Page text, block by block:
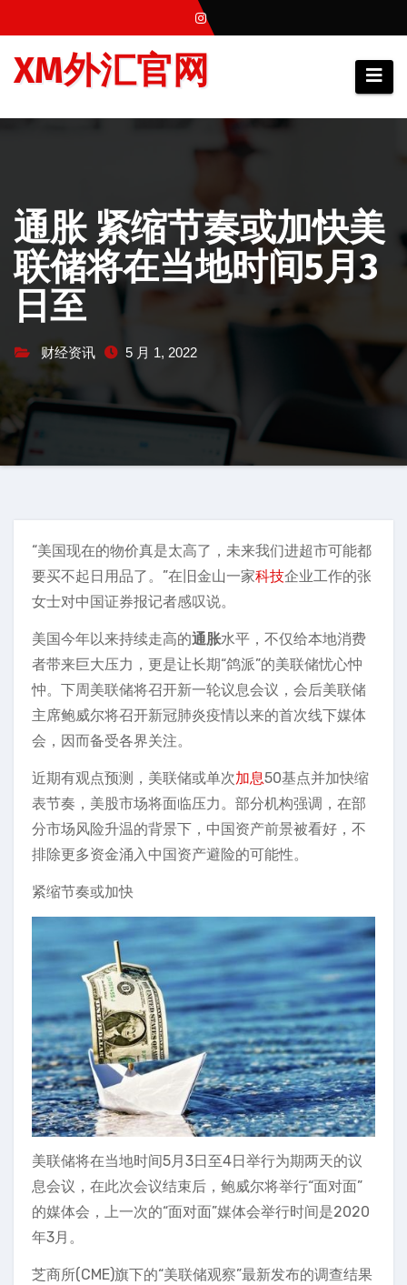
至
XM外汇官网
通胀 紧缩节奏或加快美
联储将在当地时间5月3
日至
财经资讯 5 月 1, 2022
“美国现在的物价真是太高了，未来我们进超市可能都
要买不起日用品了。”在旧金山一家科技企业工作的张
女士对中国证券报记者感叹说。
美国今年以来持续走高的通胀水平，不仅给本地消费
者带来巨大压力，更是让长期“鸽派”的美联储忧心忡
忡。下周美联储将召开新一轮议息会议，会后美联储
主席鲍威尔将召开新冠肺炎疫情以来的首次线下媒体
会，因而备受各界关注。
近期有观点预测，美联储或单次加息50基点并加快缩
表节奏，美股市场将面临压力。部分机构强调，在部
分市场风险升温的背景下，中国资产前景被看好，不
排除更多资金涌入中国资产避险的可能性。
紧缩节奏或加快
美联储将在当地时间5月3日至4日举行为期两天的议
息会议，在此次会议结束后，鲍威尔将举行“面对面”
的媒体会，上一次的“面对面”媒体会举行时间是2020
年3月。
芝商所(CME)旗下的“美联储观察”最新发布的调查结果